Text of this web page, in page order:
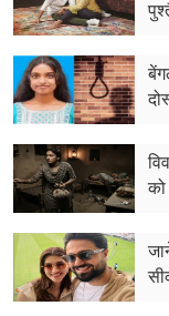
वीडियो
रिलेशनशिप
जीवन मंत्रा
फूड
सेहत
ब्‍यूटी
को